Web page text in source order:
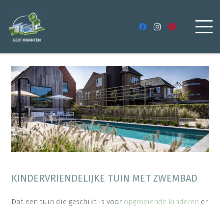
KINDERVRIENDELIJKE TUIN MET ZWEMBAD
Dat een tuin die geschikt is voor opgroeiende kinderen er